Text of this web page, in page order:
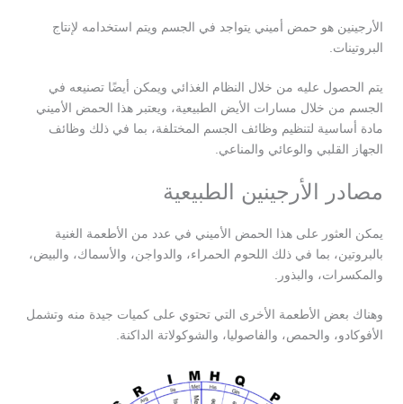
الأرجينين هو حمض أميني يتواجد في الجسم ويتم استخدامه لإنتاج
البروتينات.
يتم الحصول عليه من خلال النظام الغذائي ويمكن أيضًا تصنيعه في
الجسم من خلال مسارات الأيض الطبيعية، ويعتبر هذا الحمض الأميني
مادة أساسية لتنظيم وظائف الجسم المختلفة، بما في ذلك وظائف
الجهاز القلبي والوعائي والمناعي.
مصادر الأرجينين الطبيعية
يمكن العثور على هذا الحمض الأميني في عدد من الأطعمة الغنية
بالبروتين، بما في ذلك اللحوم الحمراء، والدواجن، والأسماك، والبيض،
والمكسرات، والبذور.
وهناك بعض الأطعمة الأخرى التي تحتوي على كميات جيدة منه وتشمل
الأفوكادو، والحمص، والفاصوليا، والشوكولاتة الداكنة.